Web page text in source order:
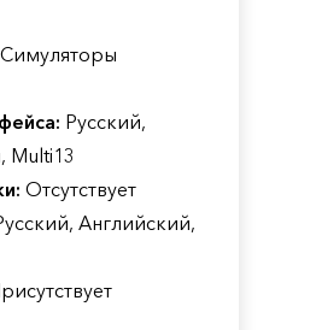
Симуляторы
Русский,
Multi13
Отсутствует
Английский,